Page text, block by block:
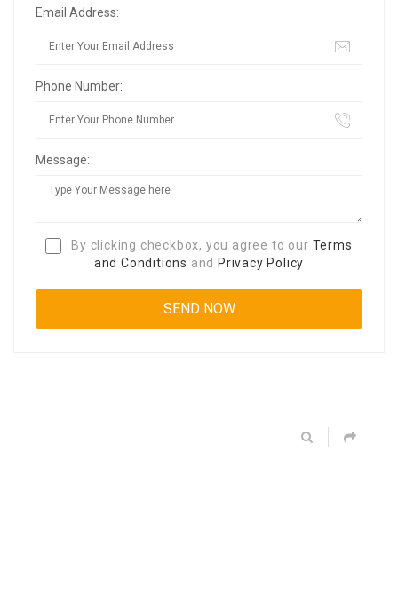
Email Address:
Phone Number:
Message:
By clicking checkbox, you agree to our Terms
and Conditions and Privacy Policy